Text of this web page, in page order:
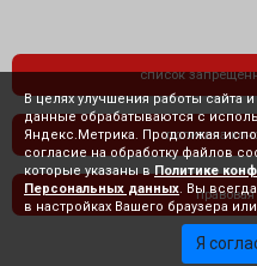
список
политика
В целях улучшения работы сайта
данные обрабатываются с
Яндекс.Метрика. Продолжая
согласие на обработку файлов
которые указаны в Политике
Персональных данных . Вы
в настройках Вашего браузера
Я